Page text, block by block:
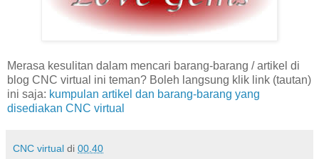
Merasa kesulitan dalam mencari barang-barang / artikel di
blog CNC virtual ini teman? Boleh langsung klik link (tautan)
ini saja: kumpulan artikel dan barang-barang yang
disediakan CNC virtual
CNC virtual di 00.40